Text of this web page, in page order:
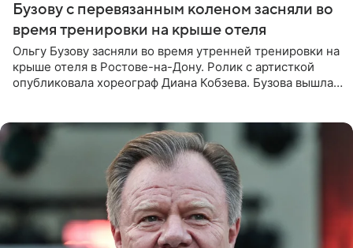
Бузову с перевязанным коленом засняли во
время тренировки на крыше отеля
Ольгу Бузову засняли во время утренней тренировки на
крыше отеля в Ростове-на-Дону. Ролик с артисткой
опубликовала хореограф Диана Кобзева. Бузова вышла